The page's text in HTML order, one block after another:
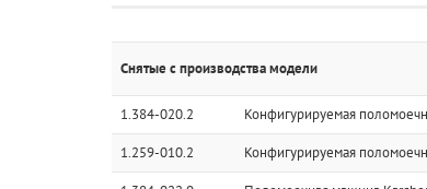
Снятые с производства модели
1.384-020.2 Конфигурируемая
1.259-010.2 Конфигурируемая